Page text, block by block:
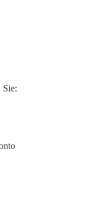
Sie: